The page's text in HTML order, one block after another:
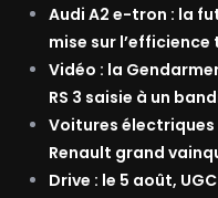
Audi A2 e-tron : la
mise sur
Vidéo : la
RS 3 saisie à un
Voitures électriques
Renault grand
Drive : le 5 août,